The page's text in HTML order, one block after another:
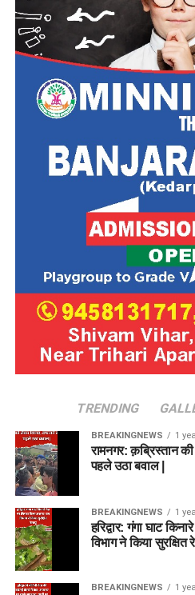
TRENDING
BREAKINGNEWS 1
रामनगर: क़ब्रिस्तान
पहले उठा बवाल |
BREAKINGNEWS 1
हरिद्वार: गंगा घाट
विभाग ने किया सुरक्षित
BREAKINGNEWS 1